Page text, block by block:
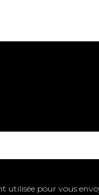
utilisée pour vous